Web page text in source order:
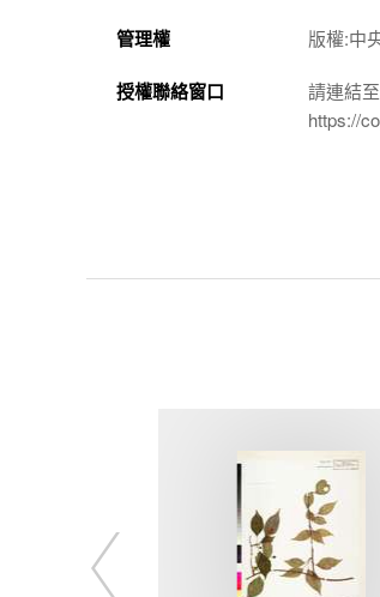
管理權 版權:中
授權聯絡窗口
請連結
https://